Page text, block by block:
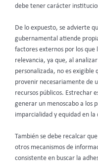
debe tener carácter
De lo expuesto, se advierte
gubernamental atiende
factores externos por los que
relevancia, ya que, al
personalizada, no es exigible
provenir necesariamente de
recursos públicos. Estrechar
generar un menoscabo a los
imparcialidad y equidad en
También se debe recalcar
otros mecanismos de
consistente en buscar la